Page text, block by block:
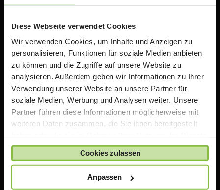
Diese Webseite verwendet Cookies
Wir verwenden Cookies, um Inhalte und Anzeigen zu
personalisieren, Funktionen für soziale Medien anbieten
zu können und die Zugriffe auf unsere Website zu
analysieren. Außerdem geben wir Informationen zu Ihrer
Verwendung unserer Website an unsere Partner für
soziale Medien, Werbung und Analysen weiter. Unsere
Partner führen diese Informationen möglicherweise mit
weiteren Daten zusammen, die Sie ihnen bereitgestellt
gesammelt haben.
Cookies zulassen
Anpassen
Rabatten auf Apple Produkte. Wir bieten zusätzlich
das Thema iPad in der Schule an.
Wichtiger Hinweis
Die auf TeacherStore.de gezeigten Preise beinhalten
bereits spezielle Rabatte für Lehrer und Schulen .
Für den Einkauf im TeacherStore.de benötigen Sie einen
aktuellen Nachweis über Ihre Lehrtätigkeit an einer
anerkannten Bildungseinrichtung.
Zahlung bei uns eingegangen ist und uns Ihr Nachweis
über Ihre Lehrtätigkeit vorliegt.